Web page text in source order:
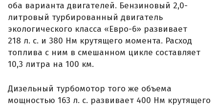
оба варианта двигателей. Бензиновый 2,0-
литровый турбированный двигатель
экологического класса «Евро-6» развивает
218 л. с. и 380 Нм крутящего момента. Расход
топлива с ним в смешанном цикле составляет
10,3 литра на 100 км.
Дизельный турбомотор того же объема
мощностью 163 л. с. развивает 400 Нм крутящего